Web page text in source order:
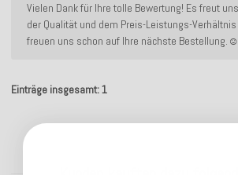
Vielen Dank für Ihre tolle Bewertung! Es freut
der Qualität und dem Preis-Leistungs-
freuen uns schon auf Ihre nächste Bestellung.☺️
Einträge insgesamt: 1